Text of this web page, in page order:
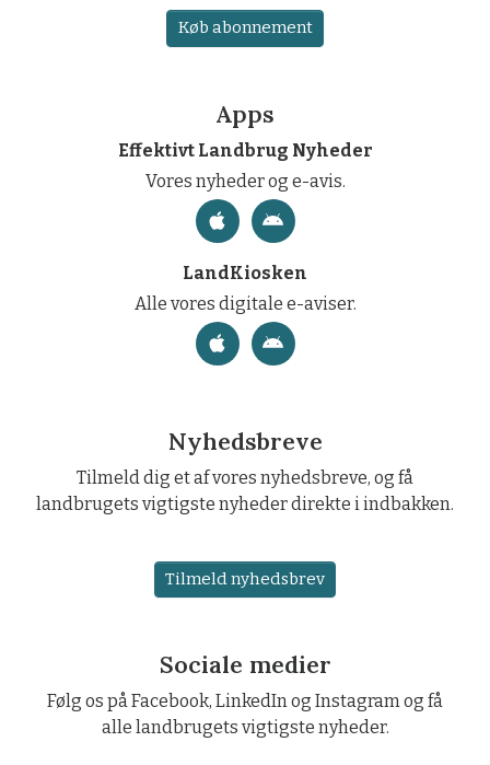
Køb abonnement
Apps
Effektivt Landbrug Nyheder
Vores nyheder og e-avis.
LandKiosken
Alle vores digitale e-aviser.
Nyhedsbreve
Tilmeld dig et af vores nyhedsbreve, og få
landbrugets vigtigste nyheder direkte i indbakken.
Tilmeld nyhedsbrev
Sociale medier
Følg os på Facebook, LinkedIn og Instagram og få
alle landbrugets vigtigste nyheder.